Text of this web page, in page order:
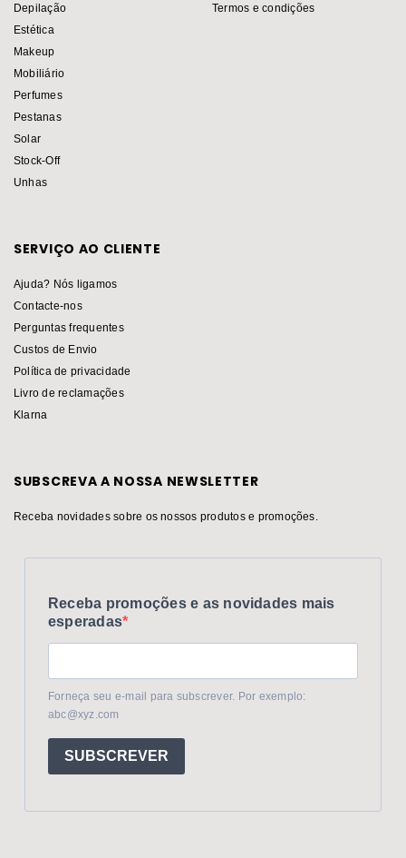
Depilação
Estética
Makeup
Mobiliário
Perfumes
Pestanas
Solar
Stock-Off
Unhas
Termos e condições
SERVIÇO AO CLIENTE
Ajuda? Nós ligamos
Contacte-nos
Perguntas frequentes
Custos de Envio
Política de privacidade
Livro de reclamações
Klarna
SUBSCREVA A NOSSA NEWSLETTER
Receba novidades sobre os nossos produtos e promoções.
Receba promoções e as novidades mais
esperadas
Forneça seu e-mail para subscrever. Por exemplo:
abc@xyz.com
SUBSCREVER